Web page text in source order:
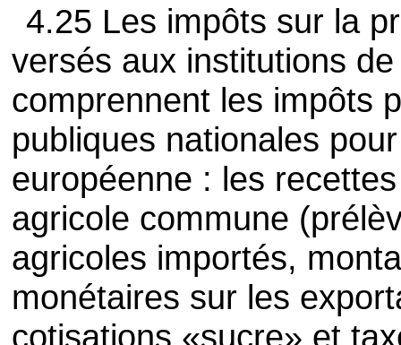
4.25 Les impôts sur la
versés aux institutions
comprennent les impôts
publiques nationales
européenne : les
agricole commune
agricoles importés,
monétaires sur les
cotisations «sucre» et